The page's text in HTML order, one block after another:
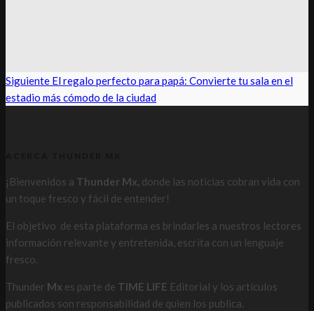
Siguiente El regalo perfecto para papá: Convierte tu sala en el
estadio más cómodo de la ciudad
¡Bienvenidos a Thunder Mx, donde las noticias cobran vida con
un toque fresco y fácil de entender!
El objetivo de esta plataforma es brindarles a nuestros lectores
información relevante y entretenida, escrita con un lenguaje
fresco.
Thunder Mx es parte de TIME LIFE Editorial y los artículos
publicados son responsabilidad de quien los publica.